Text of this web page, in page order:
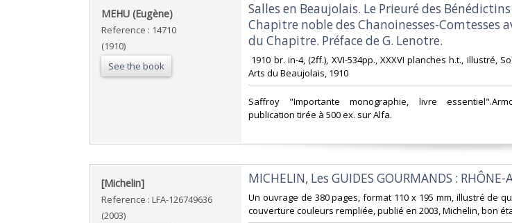
‎MEHU (Eugène)‎
Reference : 14710
(1910)
See the book
‎Salles en Beaujolais. Le Prieuré des
Chapitre noble des Chanoinesses-Comtesses
du Chapitre. Préface de G. Lenotre.‎
1910 br. in-4, (2ff.), XVI-534pp., XXXVI planches h.t., illustré,
Arts du Beaujolais, 1910‎
‎Saffroy "Importante monographie, livre
publication tirée à 500 ex. sur Alfa. ‎
‎[Michelin]‎
Reference : LFA-126749636
(2003)
‎MICHELIN, Les GUIDES GOURMANDS : RHÔNE-
‎Un ouvrage de 380 pages, format 110 x 195 mm, illustré de
couverture couleurs rempliée, publié en 2003, Michelin, bon